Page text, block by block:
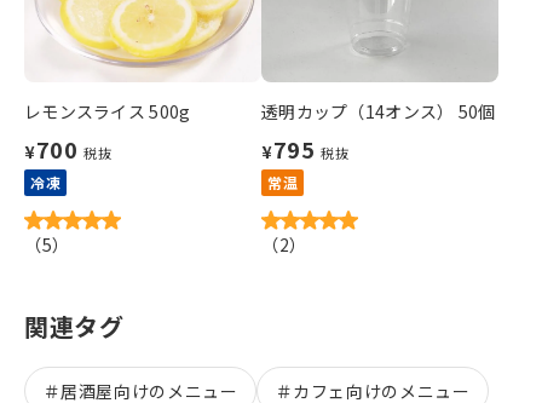
レモンスライス 500g
¥700 税抜
冷凍
（5）
透明カップ（14オンス） 50個
¥795 税抜
常温
（2）
関連タグ
＃居酒屋向けのメニュー ＃カフェ向けのメニュー